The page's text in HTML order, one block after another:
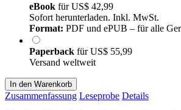
eBook fürUS$ 42,99
Sofort herunterladen. Inkl. MwSt.
Format: PDF und ePUB – für alle
Paperback fürUS$ 55,99
Versand weltweit
In den Warenkorb
Zusammenfassung Leseprobe Details